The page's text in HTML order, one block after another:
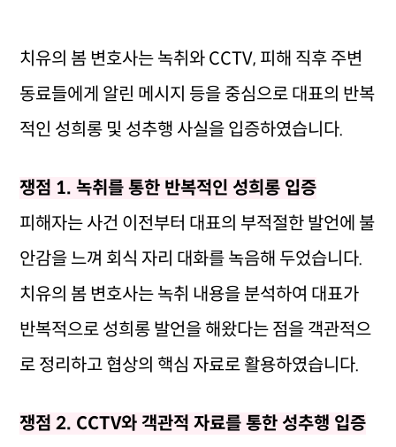
치유의 봄 변호사는 녹취와 CCTV, 피해 직후 주변
동료들에게 알린 메시지 등을 중심으로 대표의 반복
적인 성희롱 및 성추행 사실을 입증하였습니다.
쟁점 1. 녹취를 통한 반복적인 성희롱 입증
피해자는 사건 이전부터 대표의 부적절한 발언에 불
안감을 느껴 회식 자리 대화를 녹음해 두었습니다.
치유의 봄 변호사는 녹취 내용을 분석하여 대표가
반복적으로 성희롱 발언을 해왔다는 점을 객관적으
로 정리하고 협상의 핵심 자료로 활용하였습니다.
쟁점 2. CCTV와 객관적 자료를 통한 성추행 입증